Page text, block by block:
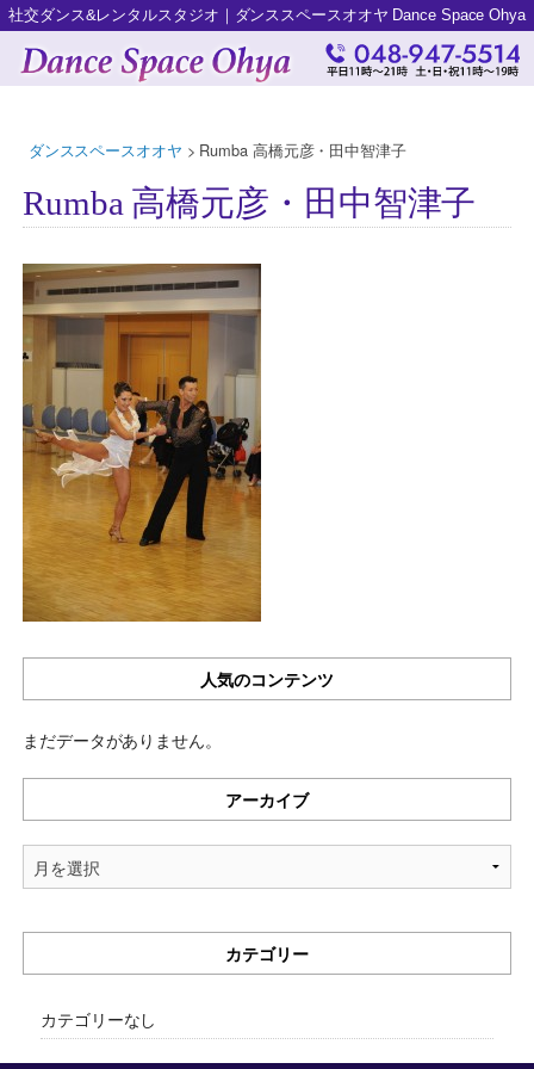
社交ダンス&レンタルスタジオ｜ダンススペースオオヤ Dance Space Ohya
ダンススペースオオヤ > Rumba 高橋元彦・田中智津子
Rumba 高橋元彦・田中智津子
人気のコンテンツ
まだデータがありません。
アーカイブ
ア
ー
ブ
カテゴリー
カテゴリーなし